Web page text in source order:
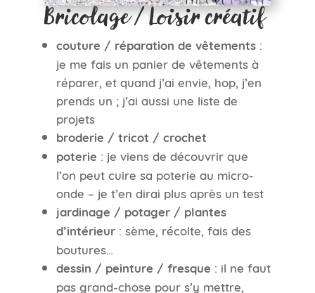
Bricolage / Loisir créatif
couture / réparation de vêtements:
je me fais un panier de vêtements à
réparer, et quand j’ai envie, hop, j’en
prends un ; j’ai aussi une liste de
projets
broderie / tricot / crochet
poterie : je viens de découvrir que
l’on peut cuire sa poterie au micro-
onde – je t’en dirai plus après un test
jardinage / potager / plantes
d’intérieur: sème, récolte, fais des
boutures…
dessin / peinture / fresque : il ne faut
pas grand-chose pour s’y mettre,